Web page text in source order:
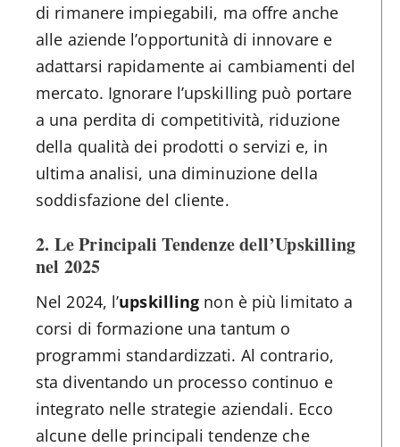
di rimanere impiegabili, ma offre anche
alle aziende l’opportunità di innovare e
adattarsi rapidamente ai cambiamenti del
mercato. Ignorare l’upskilling può portare
a una perdita di competitività, riduzione
della qualità dei prodotti o servizi e, in
ultima analisi, una diminuzione della
soddisfazione del cliente.
2. Le Principali Tendenze dell’Upskilling
nel 2025
Nel 2024, l’upskilling non è più limitato a
corsi di formazione una tantum o
programmi standardizzati. Al contrario,
sta diventando un processo continuo e
integrato nelle strategie aziendali. Ecco
alcune delle principali tendenze che